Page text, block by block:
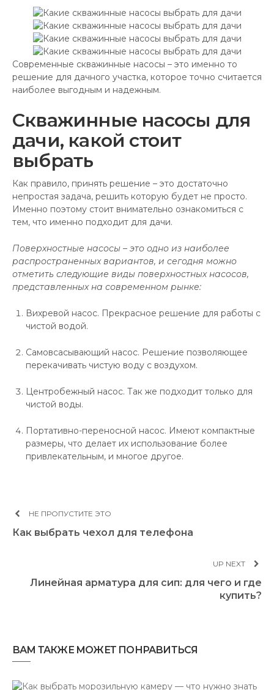
Современные скважинные насосы – это именно то
решение для дачного участка, которое точно считается
наиболее выгодным и надежным.
Скважинные насосы для
дачи, какой стоит
выбрать
Как правило, принять решение – это достаточно
непростая задача, решить которую будет не просто.
Именно поэтому стоит внимательно ознакомиться с
тем, что именно подходит для дачи.
Поверхностные насосы – это одно из наиболее
распространенных вариантов, и сегодня можно
отметить следующие виды поверхностных насосов,
представленных на современном рынке:
Вихревой насос. Прекрасное решение для работы с
чистой водой.
Самовсасывающий насос. Решение позволяющее
перекачивать чистую воду с воздухом.
Центробежный насос. Так же подходит только для
чистой воды.
Портативно-переносной насос. Имеют компактные
размеры, что делает их использование более
привлекательным, и многое другое.
НЕ ПРОПУСТИТЕ ЭТО
Как выбрать чехол для телефона
UP NEXT
Линейная арматура для сип: для чего и где
купить?
ВАМ ТАКЖЕ МОЖЕТ ПОНРАВИТЬСЯ